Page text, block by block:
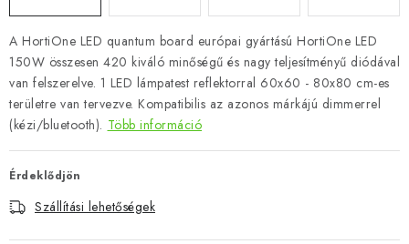
A HortiOne LED quantum board európai gyártású HortiOne LED
150W összesen 420 kiváló minőségű és nagy teljesítményű diódával
van felszerelve. 1 LED lámpatest reflektorral 60x60 - 80x80 cm-es
területre van tervezve. Kompatibilis az azonos márkájú dimmerrel
(kézi/bluetooth). Több információ
Érdeklődjön
Szállítási lehetőségek